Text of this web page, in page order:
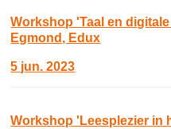
Workshop 'Taal en
Egmond, Edux
5 jun. 2023
Workshop 'Leesplezier in